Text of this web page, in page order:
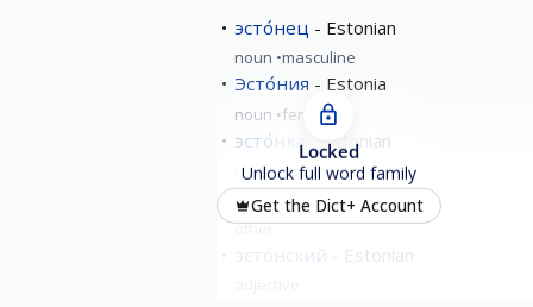
эсто́нец Estonian
noun masculine
Эсто́ния Estonia
noun feminine
эсто́нка Estonian
noun feminine
эсто́нски
other
эсто́нский
Locked
Unlock full word family
Get the Dict+ Account